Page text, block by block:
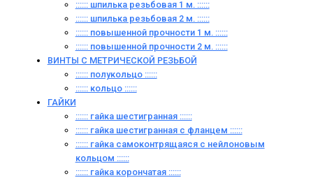
:::::: шпилька резьбовая 1 м. ::::::
:::::: шпилька резьбовая 2 м. ::::::
:::::: повышенной прочности 1 м. ::::::
:::::: повышенной прочности 2 м. ::::::
ВИНТЫ C МЕТРИЧЕСКОЙ РЕЗЬБОЙ
:::::: полукольцо ::::::
:::::: кольцо ::::::
ГАЙКИ
:::::: гайка шестигранная ::::::
:::::: гайка шестигранная с фланцем ::::::
:::::: гайка самоконтрящаяся с нейлоновым
кольцом ::::::
:::::: гайка корончатая ::::::